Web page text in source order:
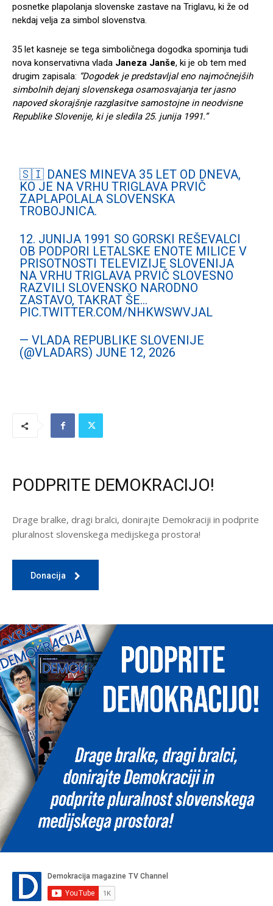
posnetke plapolanja slovenske zastave na Triglavu, ki že od
nekdaj velja za simbol slovenstva.
35 let kasneje se tega simboličnega dogodka spominja tudi
nova konservativna vlada Janeza Janše, ki je ob tem med
drugim zapisala: “Dogodek je predstavljal eno najmočnejših
simbolnih dejanj slovenskega osamosvajanja ter jasno
napoved skorajšnje razglasitve samostojne in neodvisne
Republike Slovenije, ki je sledila 25. junija 1991.”
🇸🇮 DANES MINEVA 35 LET OD DNEVA,
KO JE NA VRHU TRIGLAVA PRVIČ
ZAPLAPOLALA SLOVENSKA
TROBOJNICA.
12. JUNIJA 1991 SO GORSKI REŠEVALCI
OB PODPORI LETALSKE ENOTE MILICE V
PRISOTNOSTI TELEVIZIJE SLOVENIJA
NA VRHU TRIGLAVA PRVIČ SLOVESNO
RAZVILI SLOVENSKO NARODNO
ZASTAVO, TAKRAT ŠE…
PIC.TWITTER.COM/NHKWSWVJAL
— VLADA REPUBLIKE SLOVENIJE
(@VLADARS) JUNE 12, 2026
PODPRITE DEMOKRACIJO!
Drage bralke, dragi bralci, donirajte Demokraciji in podprite
pluralnost slovenskega medijskega prostora!
Donacija